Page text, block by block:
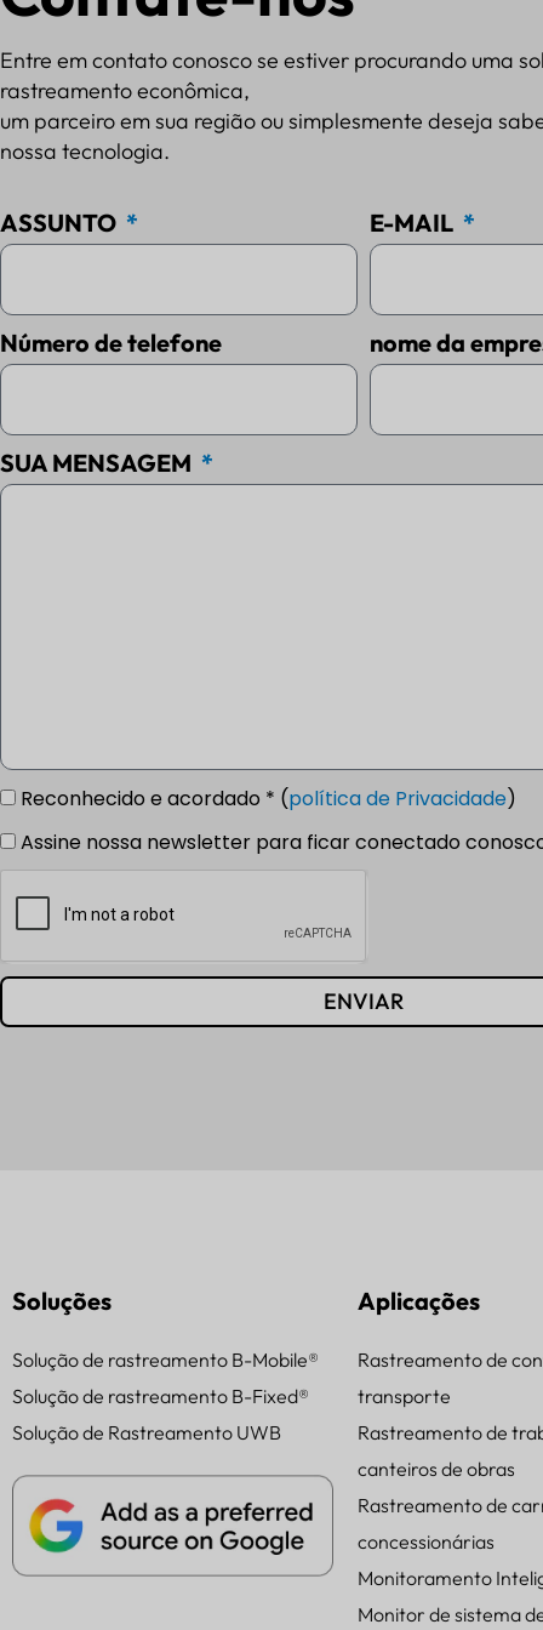
Entre em contato conosco se estiver procurando uma
rastreamento econômica,
um parceiro em sua região ou simplesmente deseja
nossa tecnologia.
ASSUNTO E-MAIL
Número de telefone nome da
SUA MENSAGEM
Reconhecido e acordado * (política de Privacidade)
Assine nossa newsletter para ficar conectado
ENVIAR
Soluções
Solução de rastreamento B-Mobile®
Solução de rastreamento B-Fixed®
Solução de Rastreamento UWB
Aplicações
Rastreamento de
transporte
Rastreamento de
canteiros de obras
Rastreamento de
concessionárias
Monitoramento
Monitor de sistema